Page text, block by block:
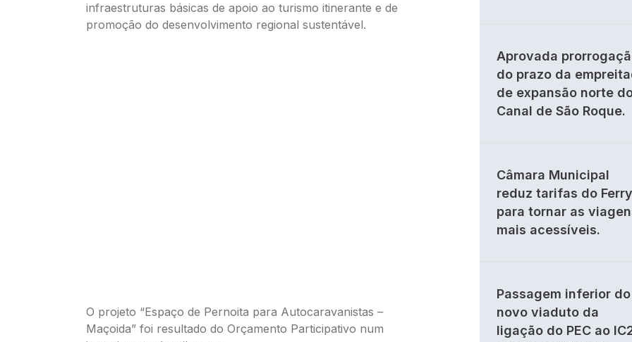
infraestruturas básicas de apoio ao turismo itinerante e de
promoção do desenvolvimento regional sustentável.
O projeto “Espaço de Pernoita para Autocaravanistas –
Maçoida” foi resultado do Orçamento Participativo num
Aprovada
do prazo da
de expansão norte
Canal de São Roque.
Câmara Municipal
reduz tarifas do Ferry
para tornar as
mais acessíveis.
Passagem inferior do
novo viaduto da
ligação do PEC ao